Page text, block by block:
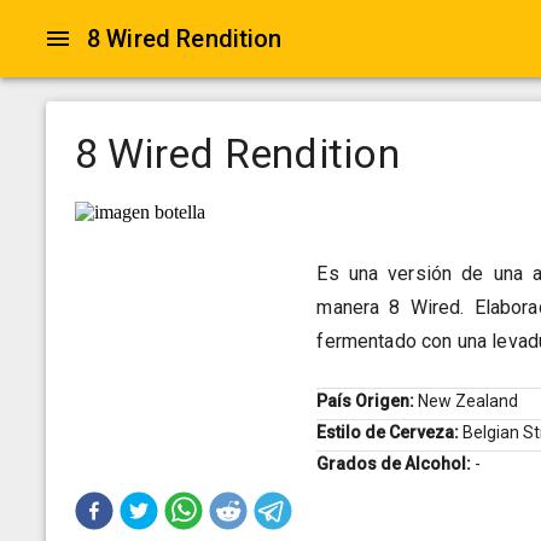
8 Wired Rendition
8 Wired Rendition
Es una versión de una
manera 8 Wired.
fermentado con una
País Origen: New Zealand
Estilo de Cerveza: Belgian
Grados de Alcohol: -